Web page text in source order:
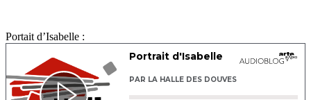
Portait d’Isabelle :